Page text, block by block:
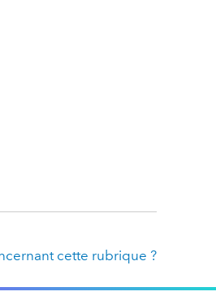
cette rubrique ?